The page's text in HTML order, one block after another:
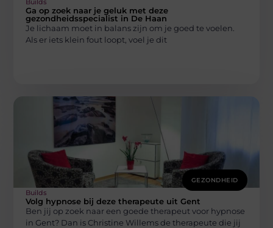
Builds
Ga op zoek naar je geluk met deze
gezondheidsspecialist in De Haan
Je lichaam moet in balans zijn om je goed te voelen.
Als er iets klein fout loopt, voel je dit
GEZONDHEID
Builds
Volg hypnose bij deze therapeute uit Gent
Ben jij op zoek naar een goede therapeut voor hypnose
in Gent? Dan is Christine Willems de therapeute die jij